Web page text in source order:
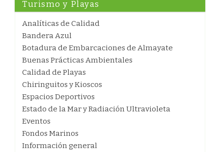
Turismo y Playas
Analíticas de Calidad
Bandera Azul
Botadura de Embarcaciones de Almayate
Buenas Prácticas Ambientales
Calidad de Playas
Chiringuitos y Kioscos
Espacios Deportivos
Estado de la Mar y Radiación Ultravioleta
Eventos
Fondos Marinos
Información general